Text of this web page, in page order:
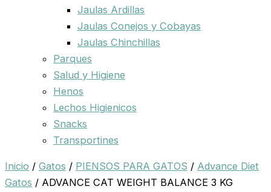
Jaulas Ardillas
Jaulas Conejos y Cobayas
Jaulas Chinchillas
Parques
Salud y Higiene
Henos
Lechos Higienicos
Snacks
Transportines
Inicio / Gatos / PIENSOS PARA GATOS / Advance Diet
Gatos / ADVANCE CAT WEIGHT BALANCE 3 KG